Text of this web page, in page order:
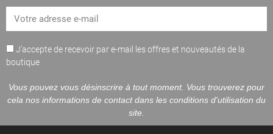
J’accepte de recevoir par e-mail les offres et nouveautés de la
boutique
Vous pouvez vous désinscrire à tout moment. Vous trouverez pour
cela nos informations de contact dans les conditions d'utilisation du
site.